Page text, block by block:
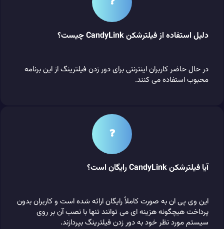
دلیل استفاده از فیلترشکن CandyLink چیست؟
در حال حاضر کاربران اینترنتی برای دور زدن فیلترینگ از این برنامه
محبوب استفاده می کنند.
آیا فیلترشکن CandyLink رایگان است؟
این وی پی ان به صورت کاملاً رایگان ارائه شده است و کاربران بدون
پرداخت هیچگونه هزینه‌ ای می‌ توانند تنها با نصب آن بر روی
سیستم مورد نظر خود به دور زدن فیلترینگ بپردازند.
❓